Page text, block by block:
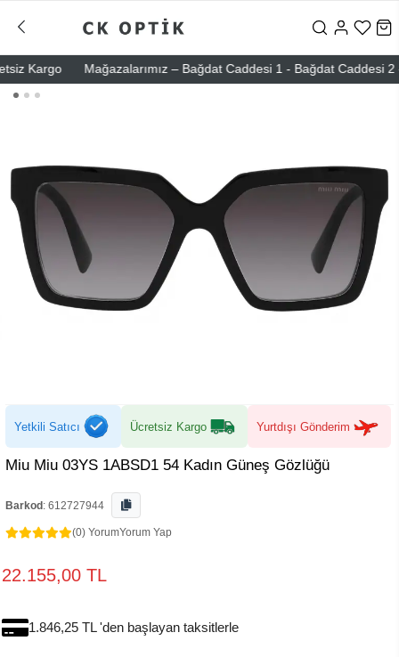
Kargo Mağazalarımız – Bağdat Caddesi 1 - Bağdat Caddesi 2 -
Yetkili Satıcı Ücretsiz Kargo Yurtdışı Gönderim
Miu Miu 03YS 1ABSD1 54 Kadın Güneş Gözlüğü
Barkod : 612727944
(0) YorumYorum Yap
22.155,00 TL
1.846,25 TL 'den başlayan taksitlerle